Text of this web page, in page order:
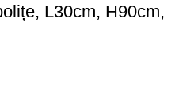
L30cm, H90cm,